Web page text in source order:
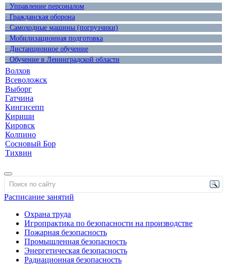
· Управление персоналом
· Гражданская оборона
· Самоходные машины (погрузчики)
· Мобилизационная подготовка
· Дистанционное обучение
· Обучение в Ленинградской области
Волхов
Всеволожск
Выборг
Гатчина
Кингисепп
Кириши
Кировск
Колпино
Сосновый Бор
Тихвин
Расписание занятий
Охрана труда
Игропрактика по безопасности на производстве
Пожарная безопасность
Промышленная безопасность
Энергетическая безопасность
Радиационная безопасность